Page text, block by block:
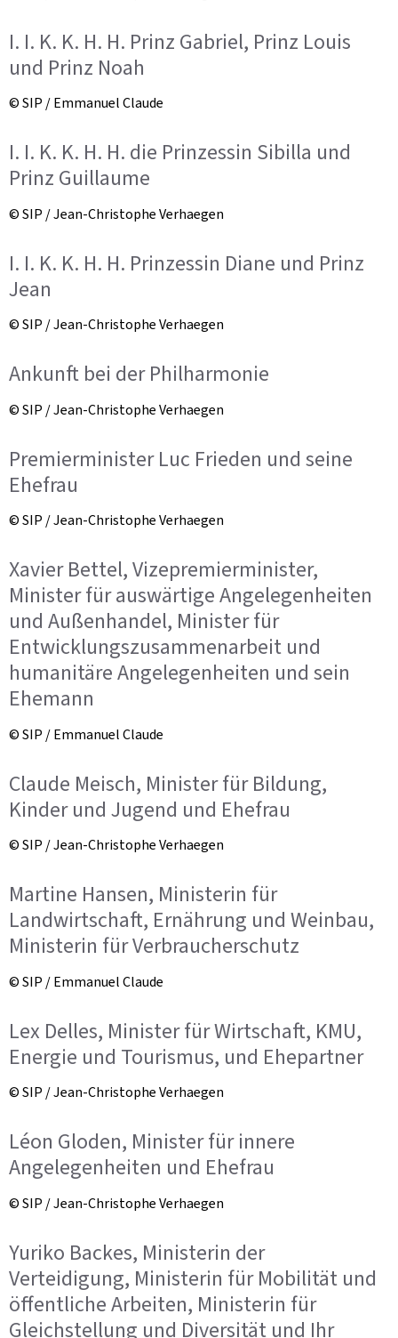
I. I. K. K. H. H. Prinz Gabriel, Prinz Louis
und Prinz Noah
© SIP / Emmanuel Claude
I. I. K. K. H. H. die Prinzessin Sibilla und
Prinz Guillaume
© SIP / Jean-Christophe Verhaegen
I. I. K. K. H. H. Prinzessin Diane und Prinz
Jean
© SIP / Jean-Christophe Verhaegen
Ankunft bei der Philharmonie
© SIP / Jean-Christophe Verhaegen
Premierminister Luc Frieden und seine
Ehefrau
© SIP / Jean-Christophe Verhaegen
Xavier Bettel, Vizepremierminister,
Minister für auswärtige Angelegenheiten
und Außenhandel, Minister für
Entwicklungszusammenarbeit und
humanitäre Angelegenheiten und sein
Ehemann
© SIP / Emmanuel Claude
Claude Meisch, Minister für Bildung,
Kinder und Jugend und Ehefrau
© SIP / Jean-Christophe Verhaegen
Martine Hansen, Ministerin für
Landwirtschaft, Ernährung und Weinbau,
Ministerin für Verbraucherschutz
© SIP / Emmanuel Claude
Lex Delles, Minister für Wirtschaft, KMU,
Energie und Tourismus, und Ehepartner
© SIP / Jean-Christophe Verhaegen
Léon Gloden, Minister für innere
Angelegenheiten und Ehefrau
© SIP / Jean-Christophe Verhaegen
Yuriko Backes, Ministerin der
Verteidigung, Ministerin für Mobilität und
öffentliche Arbeiten, Ministerin für
Gleichstellung und Diversität und Ihr